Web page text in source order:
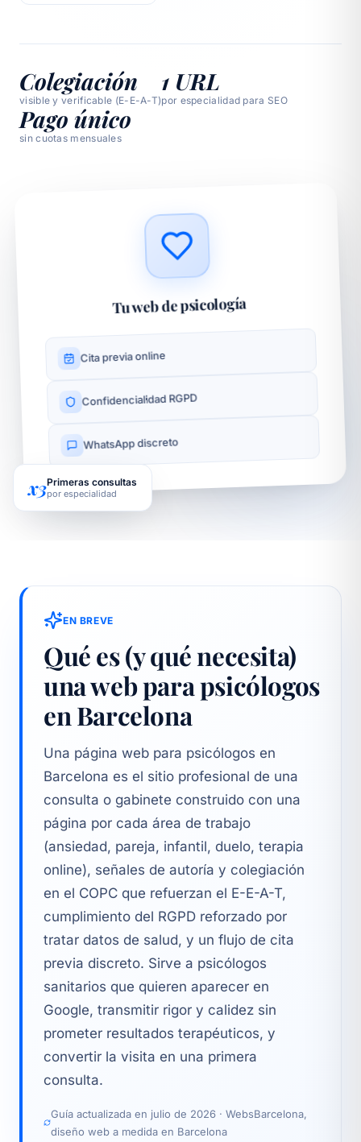
Colegiación
visible y verificable (E-E-A-T)
1 URL
por especialidad para SEO
Pago único
sin cuotas mensuales
Tu web de psicología
Cita previa online
Confidencialidad RGPD
WhatsApp discreto
x3Primeras consultas
por especialidad
EN BREVE
Qué es (y qué necesita)
una web para psicólogos
en Barcelona
Una página web para psicólogos en
Barcelona es el sitio profesional de una
consulta o gabinete construido con una
página por cada área de trabajo
(ansiedad, pareja, infantil, duelo, terapia
online), señales de autoría y colegiación
en el COPC que refuerzan el E-E-A-T,
cumplimiento del RGPD reforzado por
tratar datos de salud, y un flujo de cita
previa discreto. Sirve a psicólogos
sanitarios que quieren aparecer en
Google, transmitir rigor y calidez sin
prometer resultados terapéuticos, y
convertir la visita en una primera
consulta.
Guía actualizada en julio de 2026 · WebsBarcelona,
diseño web a medida en Barcelona